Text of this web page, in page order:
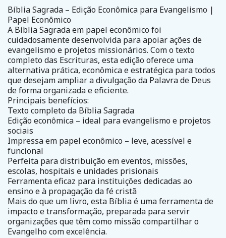
Bíblia Sagrada – Edição Econômica para Evangelismo |
Papel Econômico
A Bíblia Sagrada em papel econômico foi
cuidadosamente desenvolvida para apoiar ações de
evangelismo e projetos missionários. Com o texto
completo das Escrituras, esta edição oferece uma
alternativa prática, econômica e estratégica para todos
que desejam ampliar a divulgação da Palavra de Deus
de forma organizada e eficiente.
Principais benefícios:
Texto completo da Bíblia Sagrada
Edição econômica – ideal para evangelismo e projetos
sociais
Impressa em papel econômico – leve, acessível e
funcional
Perfeita para distribuição em eventos, missões,
escolas, hospitais e unidades prisionais
Ferramenta eficaz para instituições dedicadas ao
ensino e à propagação da fé cristã
Mais do que um livro, esta Bíblia é uma ferramenta de
impacto e transformação, preparada para servir
organizações que têm como missão compartilhar o
Evangelho com excelência.